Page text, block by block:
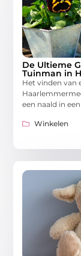
De Ultieme
Tuinman in
Het vinden van
een naald in
Winkelen